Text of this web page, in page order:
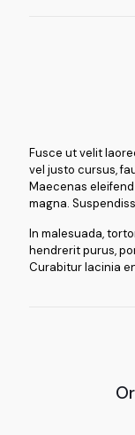
Fusce ut velit
vel justo cursus,
Maecenas
magna.
In malesuada,
hendrerit purus,
Curabitur lacinia